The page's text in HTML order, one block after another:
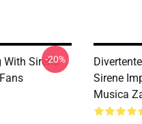
Sirens
-20%
Sirene
Musica